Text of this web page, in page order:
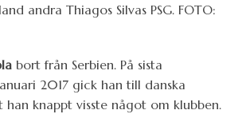
andra Thiagos Silvas PSG. FOTO:
bort från Serbien. På sista
2017 gick han till danska
han knappt visste något om klubben.